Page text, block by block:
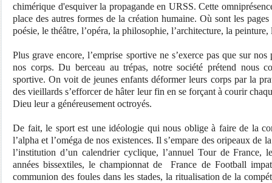
chimérique d'esquiver la propagande en URSS. Cette
place des autres formes de la création humaine. Où sont les
poésie, le théâtre, l’opéra, la philosophie, l’architecture, la peinture,
Plus grave encore, l’emprise sportive ne s’exerce pas que sur nos
nos corps. Du berceau au trépas, notre société prétend nous
sportive. On voit de jeunes enfants déformer leurs corps par la
des vieillards s’efforcer de hâter leur fin en se forçant à courir
Dieu leur a généreusement octroyés.
De fait, le sport est une idéologie qui nous oblige à faire de la
l’alpha et l’oméga de nos existences. Il s’empare des oripeaux de
l’institution d’un calendrier cyclique, l’annuel Tour de France,
années bissextiles, le championnat de
France de Football
communion des foules dans les stades, la ritualisation de la